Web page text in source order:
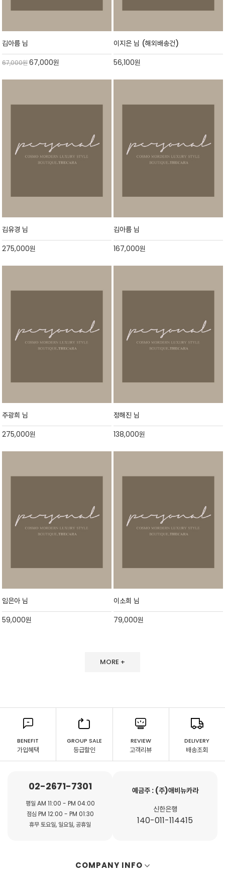
김아름 님
67,000원67,000원
이지은 님 (해외배송건)
56,100원
김유경 님
275,000원
김아름 님
167,000원
주광희 님
275,000원
정해진 님
138,000원
임은아 님
59,000원
이소희 님
79,000원
MORE +
BENEFIT
가입혜택
GROUP SALE
등급할인
REVIEW
고객리뷰
DELIVERY
배송조회
02-2671-7301
평일 AM 11:00 - PM 04:00
점심 PM 12:00 - PM 01:30
휴무 토요일, 일요일, 공휴일
예금주 : (주)애비뉴카라
신한은행
140-011-114415
COMPANY INFO